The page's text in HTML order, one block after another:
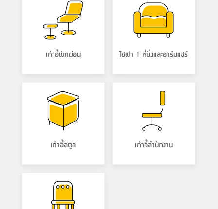
เก้าอี้พักผ่อน โซฟา 1 ที่นั่งและอาร์มแชร์
เก้าอี้สตูล เก้าอี้สำนักงาน